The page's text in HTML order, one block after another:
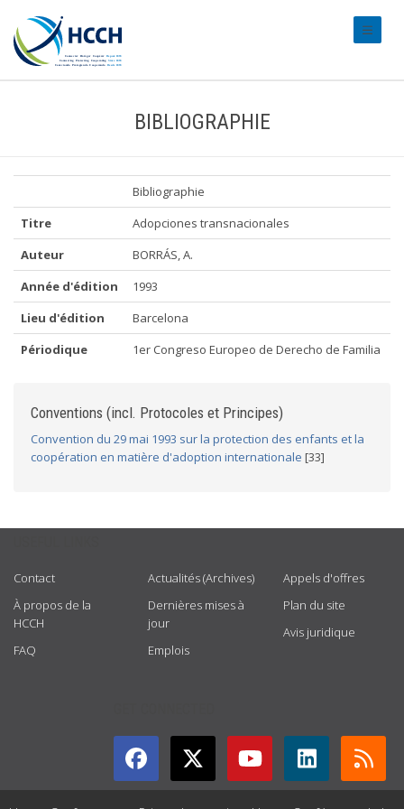
BIBLIOGRAPHIE
Bibliographie
Titre
Adopciones transnacionales
Auteur
BORRÁS, A.
Année d'édition
1993
Lieu d'édition
Barcelona
Périodique
1er Congreso Europeo de Derecho de Familia
Conventions (incl. Protocoles et Principes)
Convention du 29 mai 1993 sur la protection des enfants et la
coopération en matière d'adoption internationale [33]
Contact
À propos de la
HCCH
FAQ
Actualités (Archives)
Dernières mises à
jour
Emplois
Appels d'offres
Plan du site
Avis juridique